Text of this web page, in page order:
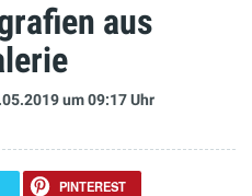
aus
um 09:17 Uhr
PINTEREST